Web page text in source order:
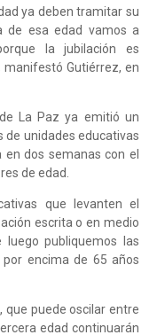
ya deben tramitar su
de esa edad vamos a
la jubilación es
manifestó Gutiérrez, en
La Paz ya emitió un
unidades educativas
dos semanas con el
de edad.
que levanten el
escrita o en medio
publiquemos las
encima de 65 años
que puede oscilar entre
edad continuarán